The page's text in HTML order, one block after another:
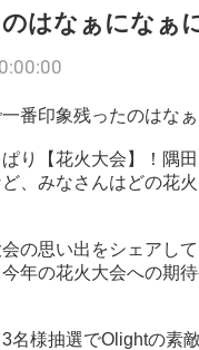
はなぁになぁ
一番印象残ったのはな
り【花火大会】！隅
、みなさんはどの花
の思い出をシェアし
年の花火大会への期
名様抽選でOlightの素